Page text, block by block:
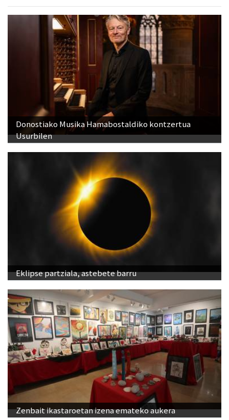
Donostiako Musika Hamabostaldiko kontzertua
Usurbilen
Eklipse partziala, astebete barru
Zenbait ikastaroetan izena emateko aukera